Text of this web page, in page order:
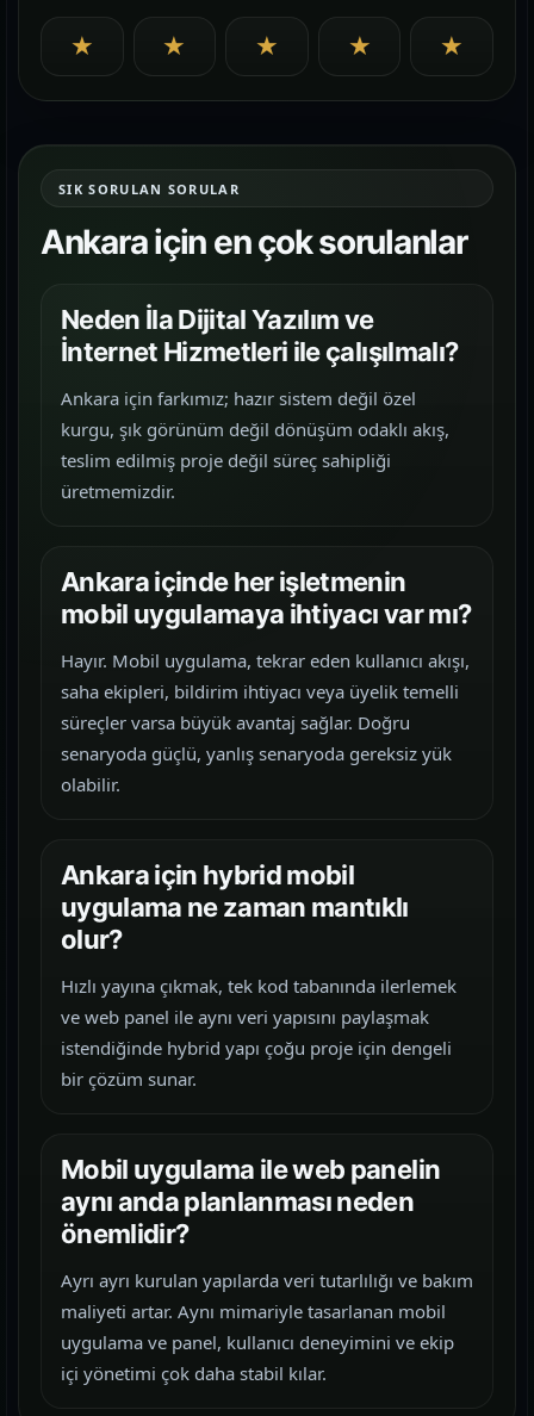
★ ★ ★ ★ ★
SIK SORULAN SORULAR
Ankara için en çok sorulanlar
Neden İla Dijital Yazılım ve
İnternet Hizmetleri ile çalışılmalı?
Ankara için farkımız; hazır sistem değil özel
kurgu, şık görünüm değil dönüşüm odaklı akış,
teslim edilmiş proje değil süreç sahipliği
üretmemizdir.
Ankara içinde her işletmenin
mobil uygulamaya ihtiyacı var mı?
Hayır. Mobil uygulama, tekrar eden kullanıcı akışı,
saha ekipleri, bildirim ihtiyacı veya üyelik temelli
süreçler varsa büyük avantaj sağlar. Doğru
senaryoda güçlü, yanlış senaryoda gereksiz yük
olabilir.
Ankara için hybrid mobil
uygulama ne zaman mantıklı
olur?
Hızlı yayına çıkmak, tek kod tabanında ilerlemek
ve web panel ile aynı veri yapısını paylaşmak
istendiğinde hybrid yapı çoğu proje için dengeli
bir çözüm sunar.
Mobil uygulama ile web panelin
aynı anda planlanması neden
önemlidir?
Ayrı ayrı kurulan yapılarda veri tutarlılığı ve bakım
maliyeti artar. Aynı mimariyle tasarlanan mobil
uygulama ve panel, kullanıcı deneyimini ve ekip
içi yönetimi çok daha stabil kılar.